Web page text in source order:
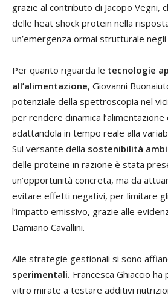
grazie al contributo di Jacopo Vegni,
delle heat shock protein nella
un’emergenza ormai strutturale
Per quanto riguarda le tecnologie
all’alimentazione, Giovanni
potenziale della spettroscopia nel
per rendere dinamica l’alimentazione
adattandola in tempo reale alla
Sul versante della sostenibilità
delle proteine in razione è stata
un’opportunità concreta, ma da
evitare effetti negativi, per limitare
l’impatto emissivo, grazie alle
Damiano Cavallini.
Alle strategie gestionali si sono
sperimentali. Francesca Ghiaccio
vitro mirate a testare additivi